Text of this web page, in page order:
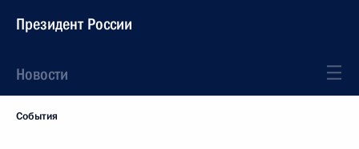
Президент России
Новости
События